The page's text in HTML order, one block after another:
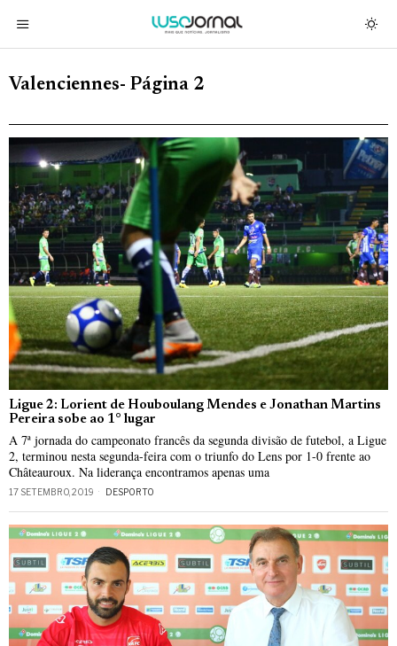
Valenciennes- Página 2
Ligue 2: Lorient de Houboulang Mendes e Jonathan Martins
Pereira sobe ao 1° lugar
A 7ª jornada do campeonato francês da segunda divisão de futebol, a Ligue
2, terminou nesta segunda-feira com o triunfo do Lens por 1-0 frente ao
Châteauroux. Na liderança encontramos apenas uma
17 SETEMBRO, 2019 DESPORTO